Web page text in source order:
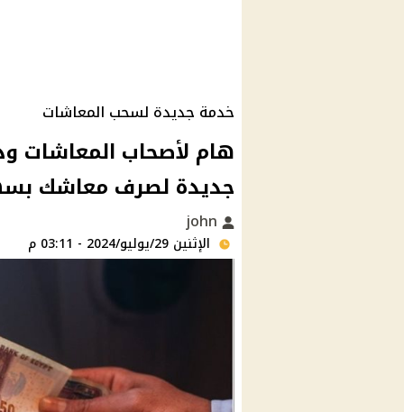
خدمة جديدة لسحب المعاشات
جديدة لصرف معاشك
الإثنين 29/يوليو/2024 - 03:11 م